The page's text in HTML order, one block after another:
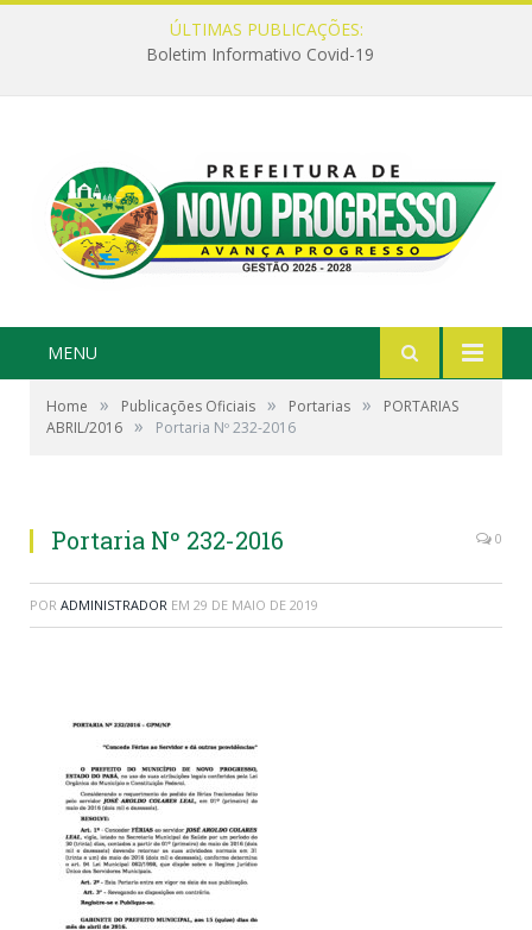
ÚLTIMAS PUBLICAÇÕES:
Boletim Informativo Covid-19
MENU
Home » Publicações Oficiais » Portarias »
PORTARIAS
ABRIL/2016 » Portaria Nº 232-2016
Portaria Nº 232-2016 0
POR ADMINISTRADOR EM 29 DE MAIO DE 2019